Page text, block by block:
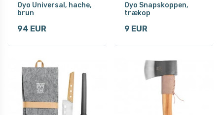
Oyo Universal, hache,
brun
94 EUR
Oyo Snapskoppen,
trækop
9 EUR